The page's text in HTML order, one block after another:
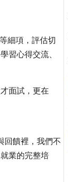
細項，評估切
習心得交流、
面試，更在
回饋裡，我們不
業的完整培